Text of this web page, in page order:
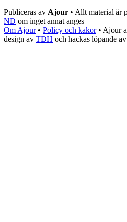
Publiceras av Ajour • Allt material är
ND om inget annat anges
Om Ajour• Policy och kakor• Ajour
design av TDH och hackas löpande av